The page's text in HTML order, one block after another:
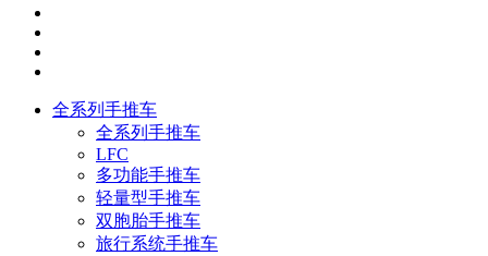
全系列手推车
全系列手推车
LFC
多功能手推车
轻量型手推车
双胞胎手推车
旅行系统手推车